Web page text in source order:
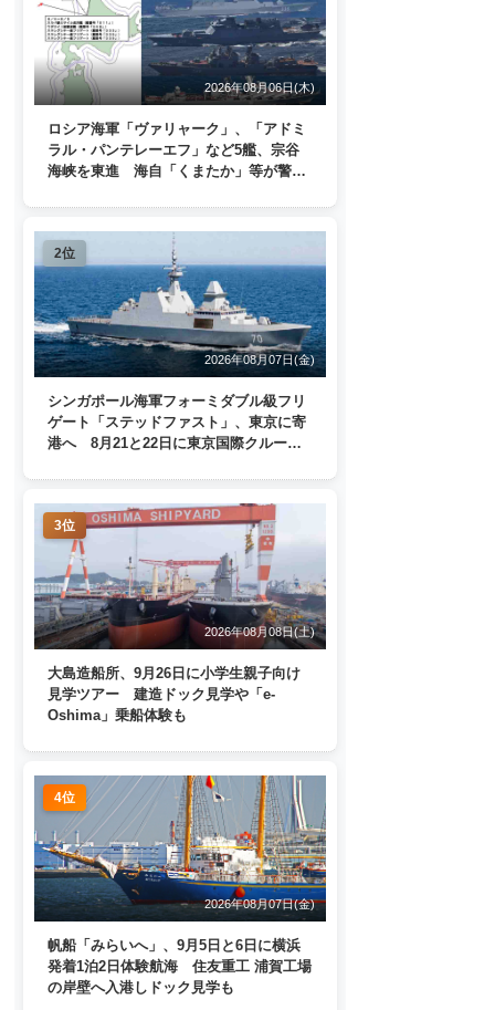
2026年08月06日(木)
ロシア海軍「ヴァリャーク」、「アドミ
ラル・パンテレーエフ」など5艦、宗谷
海峡を東進 海自「くまたか」等が警戒
2位
2026年08月07日(金)
シンガポール海軍フォーミダブル級フリ
ゲート「ステッドファスト」、東京に寄
港へ 8月21と22日に東京国際クルーズ
3位
2026年08月08日(土)
大島造船所、9月26日に小学生親子向け
見学ツアー 建造ドック見学や「e-
Oshima」乗船体験も
4位
2026年08月07日(金)
帆船「みらいへ」、9月5日と6日に横浜
発着1泊2日体験航海 住友重工 浦賀工場
の岸壁へ入港しドック見学も